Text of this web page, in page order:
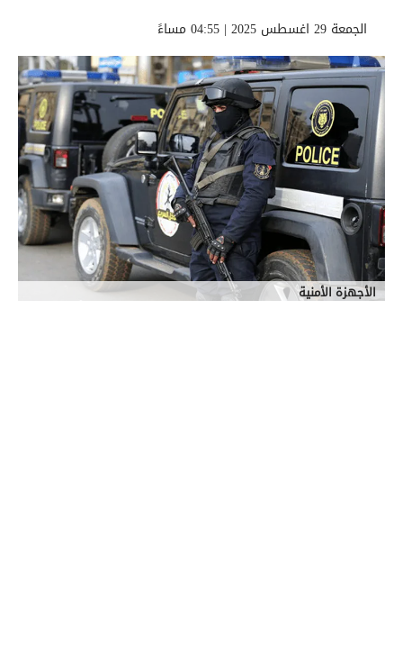
الجمعة 29 اغسطس 2025 | 04:55 مساءً
الأجهزة الأمنية